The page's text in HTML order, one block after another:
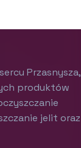
Przasnysza,
produktów
jelit oraz